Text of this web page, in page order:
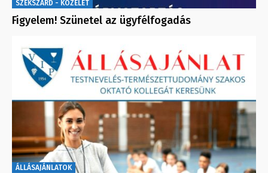
SZEKSZÁRD - KÖZÉLET
Figyelem! Szünetel az ügyfélfogadás
ÁLLÁSAJÁNLATOK